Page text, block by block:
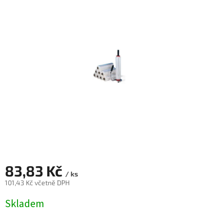
83,83 Kč / ks
101,43 Kč včetně DPH
cena:
Skladem